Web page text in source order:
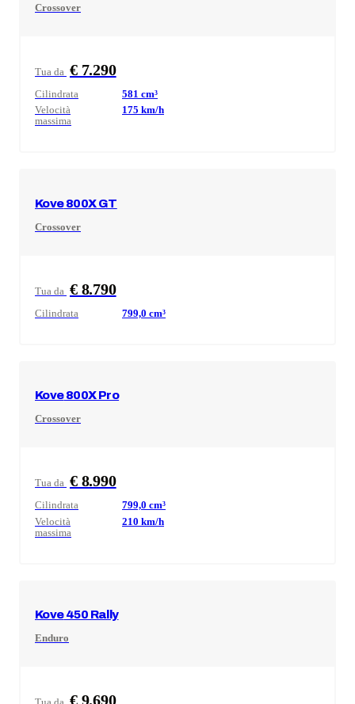
Crossover
Tua da € 7.290
Cilindrata 581 cm³
Velocità
massima
175 km/h
Kove 800X GT
Crossover
Tua da € 8.790
Cilindrata 799,0 cm³
Kove 800X Pro
Crossover
Tua da € 8.990
Cilindrata 799,0 cm³
Velocità
massima
210 km/h
Kove 450 Rally
Enduro
€ 9.690